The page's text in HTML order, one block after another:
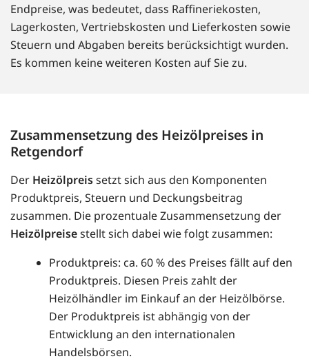
Endpreise, was bedeutet, dass Raffineriekosten,
Lagerkosten, Vertriebskosten und Lieferkosten sowie
Steuern und Abgaben bereits berücksichtigt wurden.
Es kommen keine weiteren Kosten auf Sie zu.
Zusammensetzung des Heizölpreises in
Retgendorf
Der Heizölpreissetzt sich aus den Komponenten
Produktpreis, Steuern und Deckungsbeitrag
zusammen. Die prozentuale Zusammensetzung der
Heizölpreisestellt sich dabei wie folgt zusammen:
Produktpreis: ca. 60 % des Preises fällt auf den
Produktpreis. Diesen Preis zahlt der
Heizölhändler im Einkauf an der Heizölbörse.
Der Produktpreis ist abhängig von der
Entwicklung an den internationalen
Handelsbörsen.